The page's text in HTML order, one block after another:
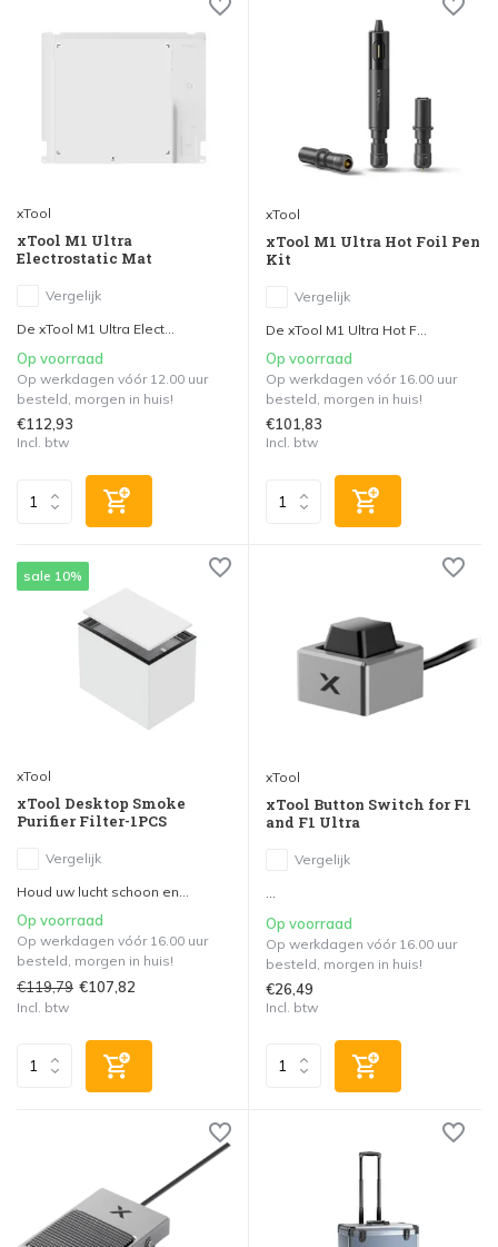
xTool
xTool M1 Ultra
Electrostatic Mat
Vergelijk
De xTool M1 Ultra Elect...
Op voorraad
Op werkdagen vóór 12.00 uur
besteld, morgen in huis!
€112,93
Incl. btw
xTool
xTool M1 Ultra Hot Foil Pen
Kit
Vergelijk
De xTool M1 Ultra Hot F...
Op voorraad
Op werkdagen vóór 16.00 uur
besteld, morgen in huis!
€101,83
Incl. btw
sale 10%
xTool
xTool Desktop Smoke
Purifier Filter-1PCS
Vergelijk
Houd uw lucht schoon en...
Op voorraad
Op werkdagen vóór 16.00 uur
besteld, morgen in huis!
€119,79 €107,82
Incl. btw
xTool
xTool Button Switch for F1
and F1 Ultra
Vergelijk
Op voorraad
Op werkdagen vóór 16.00 uur
besteld, morgen in huis!
€26,49
Incl. btw